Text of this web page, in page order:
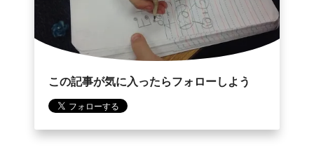
この記事が気に入ったらフォローしよう